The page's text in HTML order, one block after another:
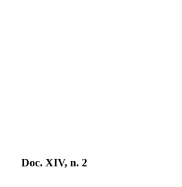
Doc. XIV, n. 2